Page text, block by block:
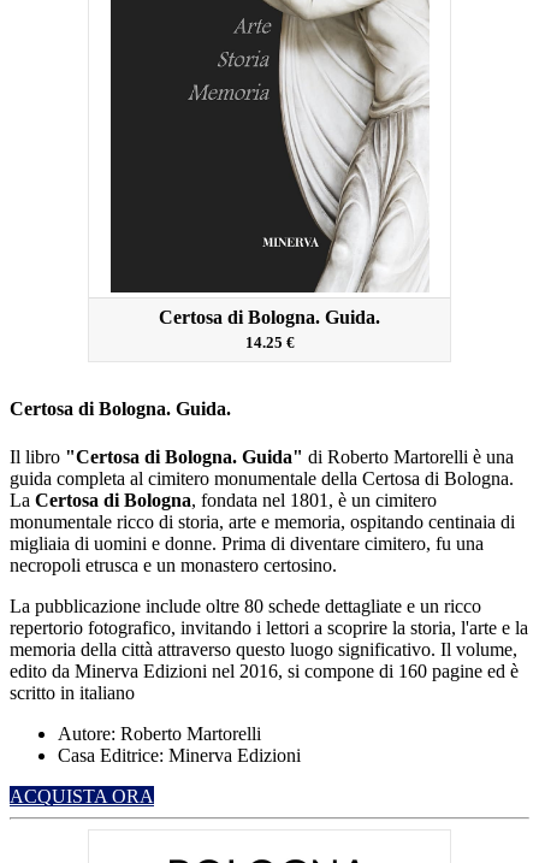
Certosa di Bologna. Guida.
14.25 €
Certosa di Bologna. Guida.
Il libro "Certosa di Bologna. Guida" di Roberto Martorelli è una
guida completa al cimitero monumentale della Certosa di Bologna.
La Certosa di Bologna, fondata nel 1801, è un cimitero
monumentale ricco di storia, arte e memoria, ospitando centinaia di
migliaia di uomini e donne. Prima di diventare cimitero, fu una
necropoli etrusca e un monastero certosino.
La pubblicazione include oltre 80 schede dettagliate e un ricco
repertorio fotografico, invitando i lettori a scoprire la storia, l'arte e la
memoria della città attraverso questo luogo significativo. Il volume,
edito da Minerva Edizioni nel 2016, si compone di 160 pagine ed è
scritto in italiano
Autore: Roberto Martorelli
Casa Editrice: Minerva Edizioni
ACQUISTA ORA